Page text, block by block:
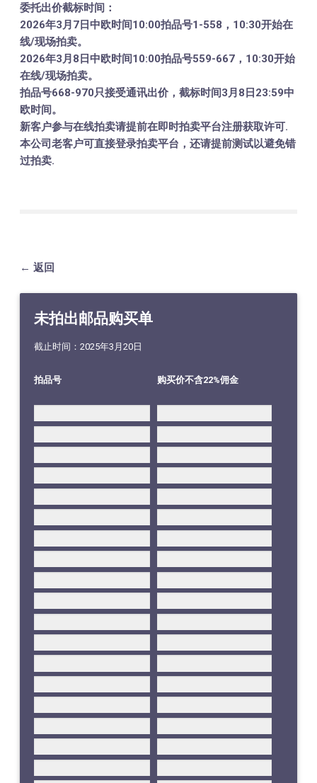
委托出价截标时间：
2026年3月7日中欧时间10:00拍品号1-558，10:30开始在
线/现场拍卖。
2026年3月8日中欧时间10:00拍品号559-667，10:30开始
在线/现场拍卖。
拍品号668-970只接受通讯出价，截标时间3月8日23:59中
欧时间。
新客户参与在线拍卖请提前在即时拍卖平台注册获取许可.
本公司老客户可直接登录拍卖平台，还请提前测试以避免错
过拍卖.
← 返回
未拍出邮品购买单
截止时间：2025年3月20日
拍品号 购买价不含22%佣金